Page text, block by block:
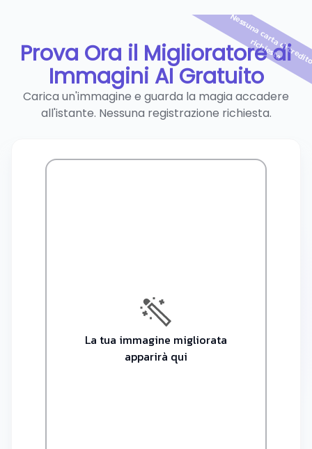
Prova Ora il Miglioratore di
Immagini AI Gratuito
Carica un'immagine e guarda la magia accadere
all'istante. Nessuna registrazione richiesta.
a
ir
a
La tua immagine migliorata
apparirà qui